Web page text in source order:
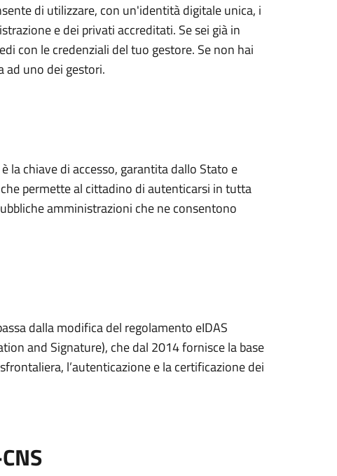
di utilizzare, con un'identità digitale unica, i
e dei privati accreditati. Se sei già in
con le credenziali del tuo gestore. Se non hai
ad uno dei gestori.
la chiave di accesso, garantita dallo Stato e
permette al cittadino di autenticarsi in tutta
amministrazioni che ne consentono
dalla modifica del regolamento eIDAS
and Signature), che dal 2014 fornisce la base
l’autenticazione e la certificazione dei